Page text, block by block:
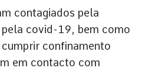
contagiados pela
covid-19, bem como
confinamento
em contacto com